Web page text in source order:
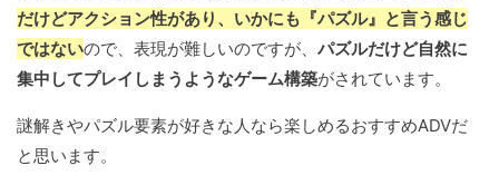
だけどアクション性があり、いかにも『パズル』と言う感じ
ではないので、表現が難しいのですが、 パズルだけど自然に
集中してプレイしまうようなゲーム構築がされています。
謎解きやパズル要素が好きな人なら楽しめるおすすめADVだ
と思います。